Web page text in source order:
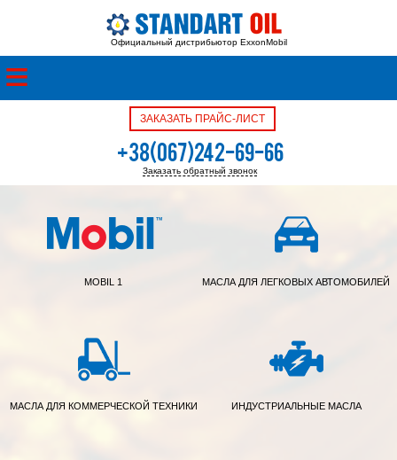
Официальный дистрибьютор ExxonMobil
ЗАКАЗАТЬ ПРАЙС-ЛИСТ
+38(067)242-69-66
+38(050)342-39-05
Заказать обратный звонок
MOBIL 1 МАСЛА ДЛЯ ЛЕГКОВЫХ АВТОМОБИЛЕЙ
МАСЛА ДЛЯ КОММЕРЧЕСКОЙ ТЕХНИКИ ИНДУСТРИАЛЬНЫЕ МАСЛА